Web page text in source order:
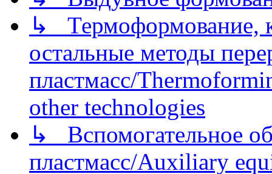
↳ Термоформование,
остальные методы
пластмасс/
other technologies
↳ Вспомогательное
пластмасс/Auxiliary